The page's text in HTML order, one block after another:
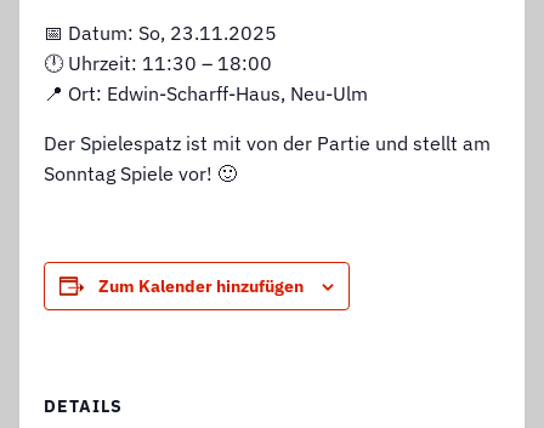
📅 Datum: So, 23.11.2025
🕛 Uhrzeit: 11:30 – 18:00
📍 Ort: Edwin-Scharff-Haus, Neu-Ulm
Der Spielespatz ist mit von der Partie und stellt am
Sonntag Spiele vor! 🙂
Zum Kalender hinzufügen
DETAILS